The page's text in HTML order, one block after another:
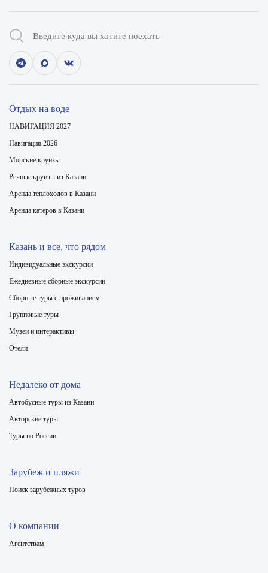
Отдых на воде
НАВИГАЦИЯ 2027
Навигация 2026
Морские круизы
Речные круизы из Казани
Аренда теплоходов в Казани
Аренда катеров в Казани
Казань и все, что рядом
Индивидуальные экскурсии
Ежедневные сборные экскурсии
Сборные туры с проживанием
Групповые туры
Музеи и интерактивы
Отели
Недалеко от дома
Автобусные туры из Казани
Авторские туры
Туры по России
Зарубеж и пляжи
Поиск зарубежных туров
О компании
Агентствам